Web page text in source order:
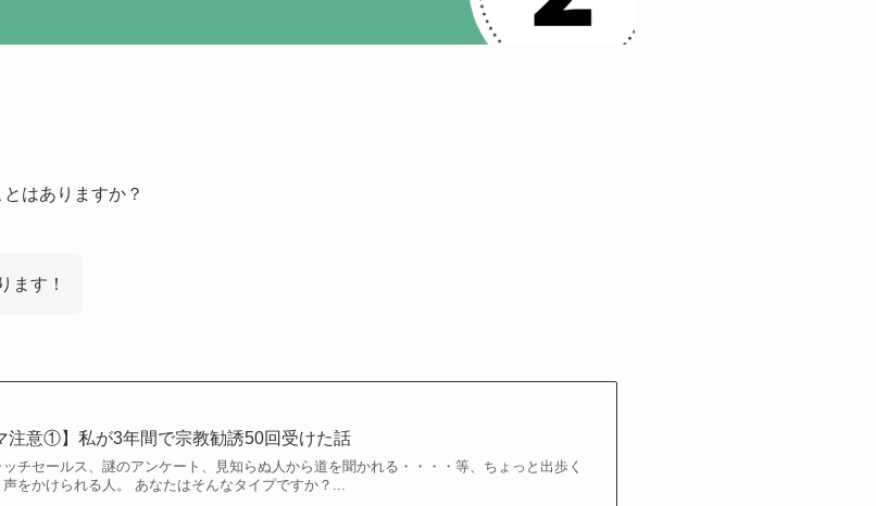
はありますか？
ます！
注意①】私が3年間で宗教勧誘50回受けた話
チセールス、謎のアンケート、見知らぬ人から道を聞かれる・・・・等、ちょっと出歩く
をかけられる人。 あなたはそんなタイプですか？...